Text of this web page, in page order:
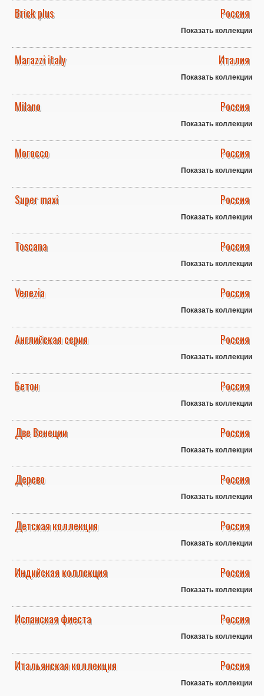
Brick plus Россия
Показать коллекции
Marazzi italy Италия
Показать коллекции
Milano Россия
Показать коллекции
Morocco Россия
Показать коллекции
Super maxi Россия
Показать коллекции
Toscana Россия
Показать коллекции
Venezia Россия
Показать коллекции
Английская серия Россия
Показать коллекции
Бетон Россия
Показать коллекции
Две Венеции Россия
Показать коллекции
Дерево Россия
Показать коллекции
Детская коллекция Россия
Показать коллекции
Индийская коллекция Россия
Показать коллекции
Испанская фиеста Россия
Показать коллекции
Итальянская коллекция Россия
Показать коллекции